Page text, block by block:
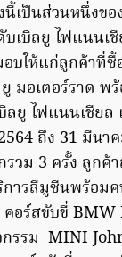
นี้เป็นส่วนหนึ่งข
เบิลยู ไฟแนนเ
อบให้แก่ลูกค้าที่
มอเตอร์ราด
ลยู ไฟแนนเชียล
ถึง 31 มีนา
รวม 3 ครั้ง ลูกค้
ารลีมูซีนพร้อม
อร์สขับขี่
รรม MINI